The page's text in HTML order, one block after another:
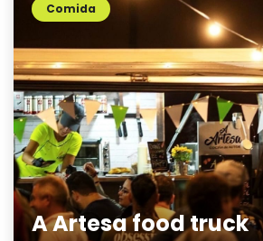
A Artesa food truck
Comida